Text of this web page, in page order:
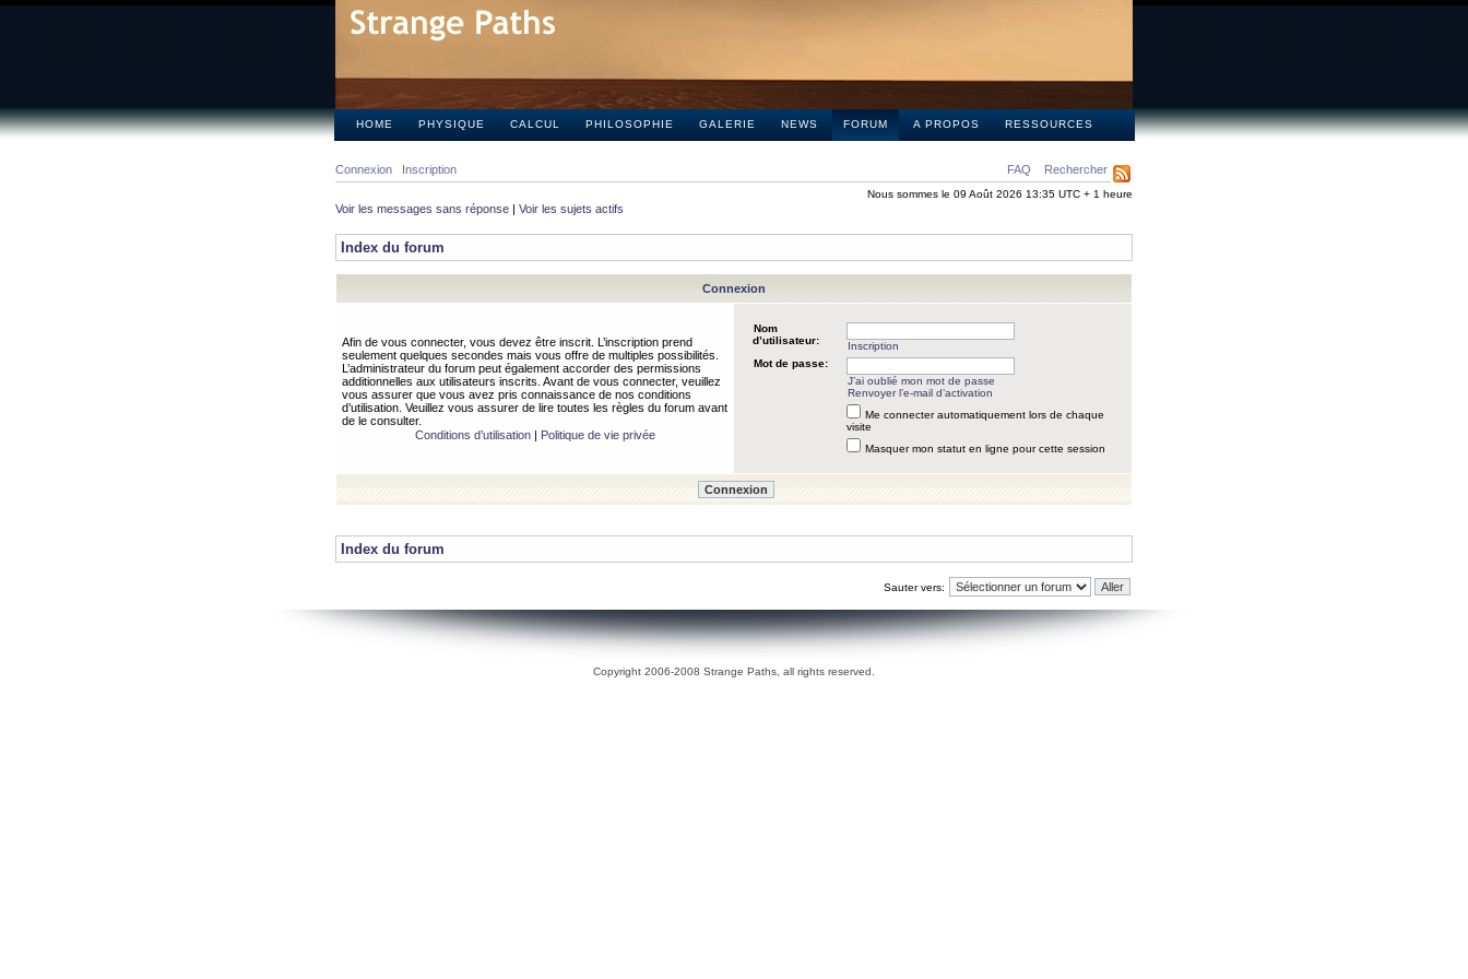
HOME PHYSIQUE CALCUL PHILOSOPHIE GALERIE NEWS FORUM A PROPOS RESSOURCES
FAQ Rechercher
Connexion Inscription
Nous sommes le 09 Août 2026 13:35 UTC + 1 heure
Voir les messages sans réponse | Voir les sujets actifs
Index du forum
Connexion
Afin de vous connecter, vous devez être inscrit. L’inscription prend
seulement quelques secondes mais vous offre de multiples possibilités.
L’administrateur du forum peut également accorder des permissions
additionnelles aux utilisateurs inscrits. Avant de vous connecter, veuillez
vous assurer que vous avez pris connaissance de nos conditions
d’utilisation. Veuillez vous assurer de lire toutes les règles du forum avant
de le consulter.
Conditions d’utilisation| Politique de vie privée
Nom
d’utilisateur:
Inscription
Mot de passe:
J’ai oublié mon mot de passe
Renvoyer l’e-mail d’activation
Me connecter automatiquement lors de chaque
visite
Masquer mon statut en ligne pour cette session
Index du forum
Sauter vers:
Copyright 2006-2008 Strange Paths, all rights reserved.